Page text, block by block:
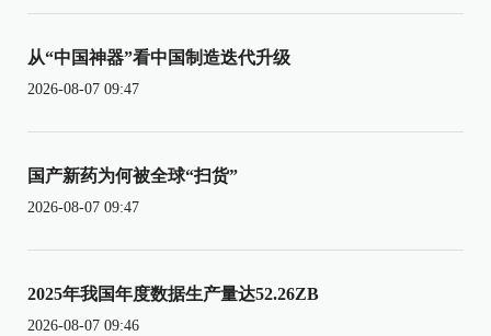
从“中国神器”看中国制造迭代升级
2026-08-07 09:47
国产新药为何被全球“扫货”
2026-08-07 09:47
2025年我国年度数据生产量达52.26ZB
2026-08-07 09:46